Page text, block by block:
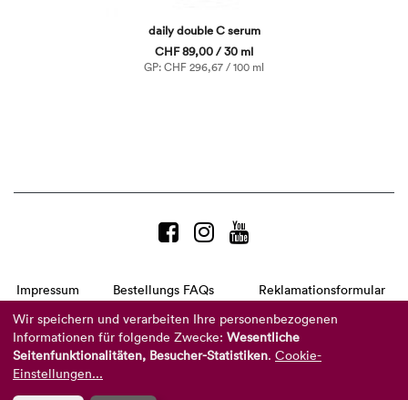
daily double C serum
CHF 89,00 / 30 ml
GP: CHF 296,67 / 100 ml
Impressum Bestellungs FAQs
Reklamationsformular
AGB
Datenschutzerklärung
Barrierefreiheitserklärung
Telefon:+49 8104 8873-310
(Mo-Do: 9-16 Uhr und Fr: 9-14 Uhr)
Wir speichern und verarbeiten Ihre personenbezogenen
Informationen für folgende Zwecke: Wesentliche
Seitenfunktionalitäten, Besucher-Statistiken. Cookie-
Einstellungen...